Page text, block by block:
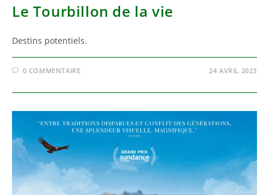
Le Tourbillon de la vie
Destins potentiels.
0 COMMENTAIRE 24 AVRIL 2023